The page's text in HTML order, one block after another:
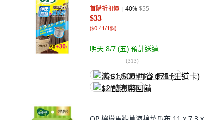
首購折扣價 40%$55
$33
($0.41/1個)
明天 8/7 (五) 預計送達
(313)
满 $1,500 再省 $75 (王道卡)
$2 酷澎幣回饋